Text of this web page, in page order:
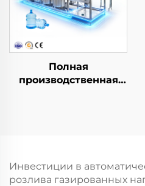
Полная
производственная
Инвестиции в
розлива газированных